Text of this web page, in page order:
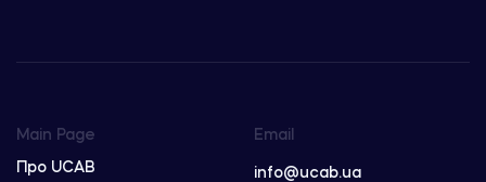
Main Page
Про UCAB
Email
info@ucab.ua